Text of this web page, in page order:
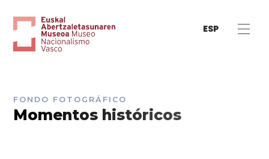
ESP
FONDO FOTOGRÁFICO
Momentos históricos